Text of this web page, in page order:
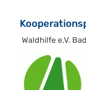
Waldhilfe e.V.